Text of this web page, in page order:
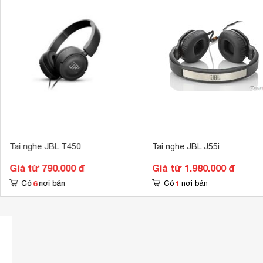
Tai nghe JBL T450
Giá từ 790.000 đ
Có 6 nơi bán
Tai nghe JBL J55i
Giá từ 1.980.000 đ
Có 1 nơi bán